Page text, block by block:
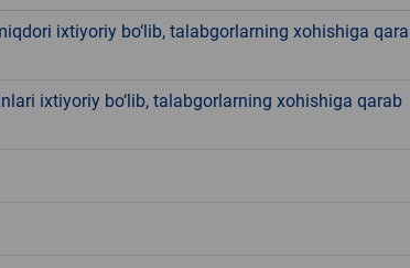
ixtiyoriy bo‘lib, talabgorlarning xohishiga
ixtiyoriy bo‘lib, talabgorlarning xohishiga qarab